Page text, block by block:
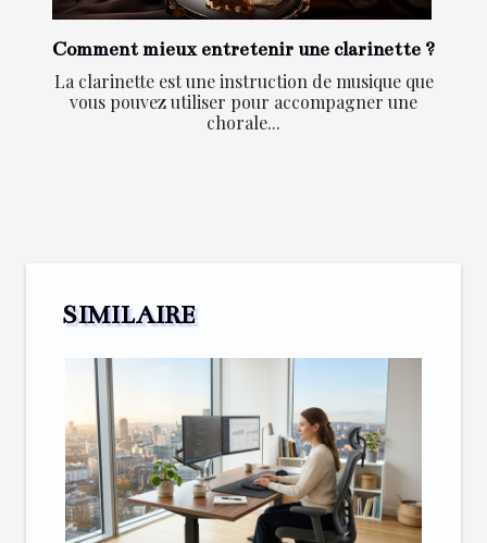
Comment mieux entretenir une clarinette ?
La clarinette est une instruction de musique que
vous pouvez utiliser pour accompagner une
chorale...
SIMILAIRE